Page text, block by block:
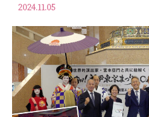
2024.11.05